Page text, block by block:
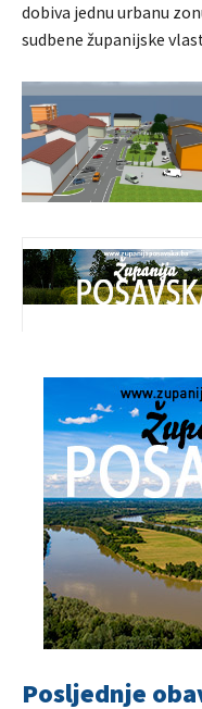
dobiva jednu urbanu
sudbene županijske
Posljednje